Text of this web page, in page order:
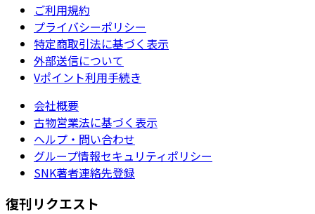
ご利用規約
プライバシーポリシー
特定商取引法に基づく表示
外部送信について
Vポイント利用手続き
会社概要
古物営業法に基づく表示
ヘルプ・問い合わせ
グループ情報セキュリティポリシー
SNK著者連絡先登録
復刊リクエスト